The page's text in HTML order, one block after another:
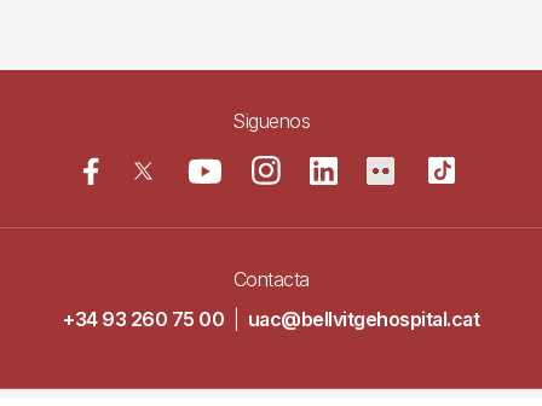
Siguenos
Contacta
+34 93 260 75 00
uac@bellvitgehospital.cat